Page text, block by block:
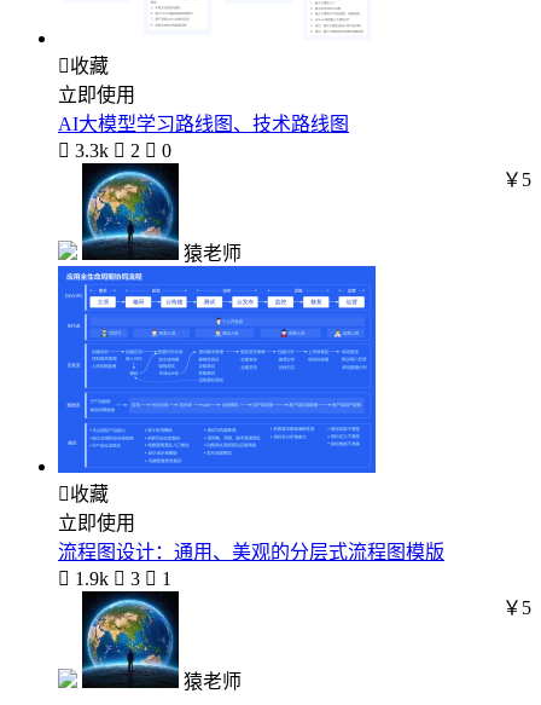
收藏
立即使用
AI大模型学习路线图、技术路线图
 3.3k  2  0
猿老师
￥5
收藏
立即使用
流程图设计：通用、美观的分层式流程图模版
 1.9k  3  1
猿老师
￥5